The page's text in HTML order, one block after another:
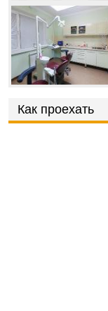
Как проехать